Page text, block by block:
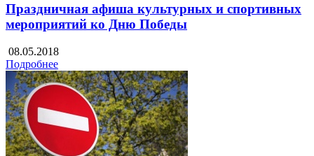
Праздничная афиша культурных и спортивных
мероприятий ко Дню Победы
08.05.2018
Подробнее